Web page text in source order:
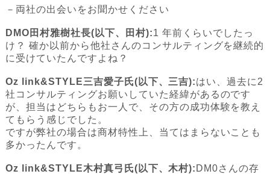
－両社の出会いをお聞かせください
DMO田村雅樹社長(以下、田村):1 年前くらいでしたっ
け？ 確か以前から他社さんのコンサルティングを継続的
に受けていたんですよね？
Oz link&STYLE三吉愛子氏(以下、三吉):はい、過去に2
社コンサルティングお願いしていた経緯があるのです
が、担当はどちらもお一人で、その方の成功体験を教え
てもらう感じでした。
ですが弊社の場合は商材特性上、当てはまらないことも
多かったんです。
Oz link&STYLE木村真弓氏(以下、木村): DM0さんの存